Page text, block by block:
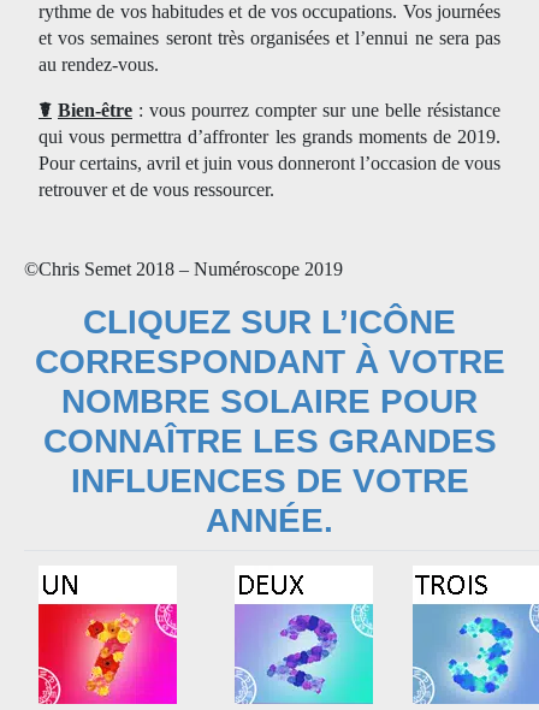
rythme de vos habitudes et de vos occupations. Vos journées
et vos semaines seront très organisées et l’ennui ne sera pas
au rendez-vous.
☤ Bien-être : vous pourrez compter sur une belle résistance
qui vous permettra d’affronter les grands moments de 2019.
Pour certains, avril et juin vous donneront l’occasion de vous
retrouver et de vous ressourcer.
©Chris Semet 2018 – Numéroscope 2019
CLIQUEZ SUR L’ICÔNE
CORRESPONDANT À VOTRE
NOMBRE SOLAIRE POUR
CONNAÎTRE LES GRANDES
INFLUENCES DE VOTRE
ANNÉE.